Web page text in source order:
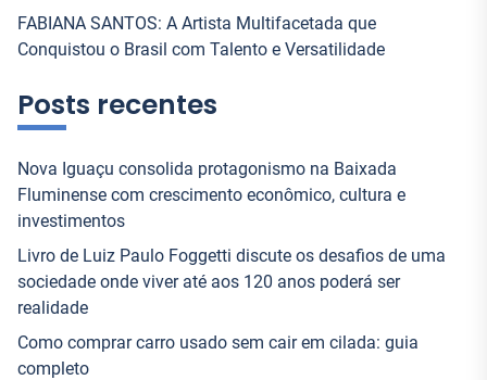
FABIANA SANTOS: A Artista Multifacetada que
Conquistou o Brasil com Talento e Versatilidade
Posts recentes
Nova Iguaçu consolida protagonismo na Baixada
Fluminense com crescimento econômico, cultura e
investimentos
Livro de Luiz Paulo Foggetti discute os desafios de uma
sociedade onde viver até aos 120 anos poderá ser
realidade
Como comprar carro usado sem cair em cilada: guia
completo